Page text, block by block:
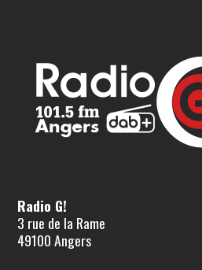
Radio G!
3 rue de la Rame
49100 Angers